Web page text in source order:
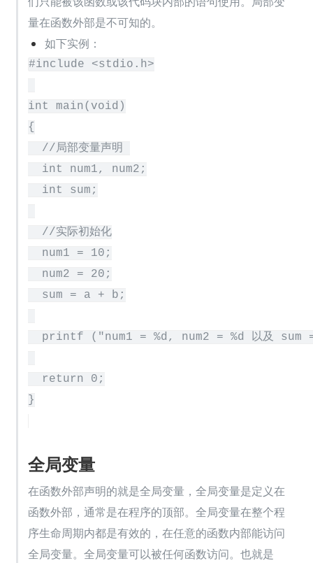
量在函数外部是不可知的。
如下实例：
#include <stdio.h>
int main(void)
{
  //局部变量声明
  int num1, num2;
  int sum;
  //实际初始化
  num1 = 10;
  num2 = 20;
  sum = a + b;
printf ("num1 = %d, num2 = %d 以及 sum
  return 0;
全局变量
在函数外部声明的就是全局变量，全局变量是定义在
函数外部，通常是在程序的顶部。全局变量在整个程
序生命周期内都是有效的，在任意的函数内部能访问
全局变量。全局变量可以被任何函数访问。也就是